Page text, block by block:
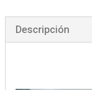
Descripción